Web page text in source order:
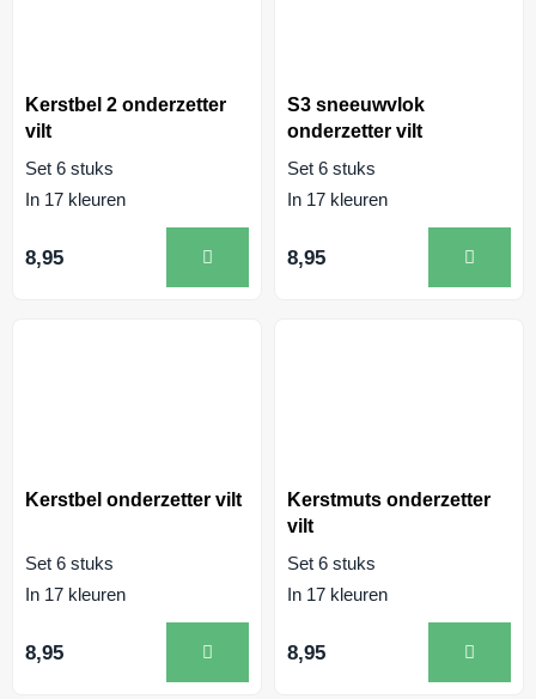
Kerstbel 2 onderzetter
vilt
Set 6 stuks
In 17 kleuren
8,95
S3 sneeuwvlok
onderzetter vilt
Set 6 stuks
In 17 kleuren
8,95
Kerstbel onderzetter vilt
Set 6 stuks
In 17 kleuren
8,95
Kerstmuts onderzetter
vilt
Set 6 stuks
In 17 kleuren
8,95